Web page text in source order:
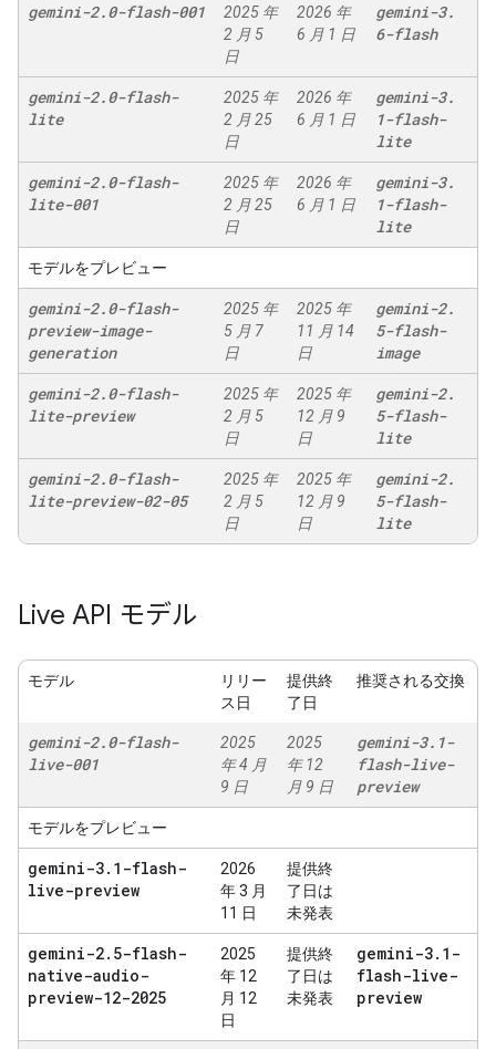
gemini-2.0-flash-001
2025 年
2 月 5
日
2026 年
6 月 1 日
gemini-3.
6-flash
gemini-2.0-flash-
lite
2025 年
2 月 25
日
2026 年
6 月 1 日
gemini-3.
1-flash-
lite
gemini-2.0-flash-
lite-001
2025 年
2 月 25
日
2026 年
6 月 1 日
gemini-3.
1-flash-
lite
モデルをプレビュー
gemini-2.0-flash-
preview-image-
generation
2025 年
5 月 7
日
2025 年
11 月 14
日
gemini-2.
5-flash-
image
gemini-2.0-flash-
lite-preview
2025 年
2 月 5
日
2025 年
12 月 9
日
gemini-2.
5-flash-
lite
gemini-2.0-flash-
lite-preview-02-05
2025 年
2 月 5
日
2025 年
12 月 9
日
gemini-2.
5-flash-
lite
Live API モデル
モデル
リリー
ス日
提供終
了日
推奨される交換
gemini-2.0-flash-
live-001
2025
年 4 月
9 日
2025
年 12
月 9 日
gemini-3. 1-
flash-live-
preview
モデルをプレビュー
gemini-3. 1-flash-
live-preview
2026
年 3 月
11 日
提供終
了日は
未発表
gemini-2. 5-flash-
native-audio-
preview-12-2025
2025
年 12
月 12
日
提供終
了日は
未発表
gemini-3. 1-
flash-live-
preview